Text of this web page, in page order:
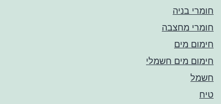
חומרי בניה
חומרי מחצבה
חימום מים
חימום מים חשמלי
חשמל
טיח